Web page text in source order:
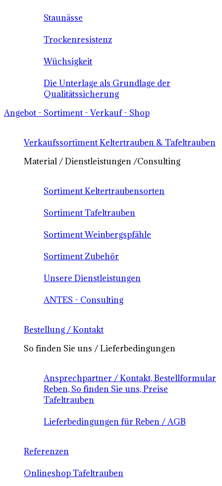
Staunässe
Trockenresistenz
Wüchsigkeit
Die Unterlage als Grundlage der
Qualitätssicherung
Angebot - Sortiment - Verkauf - Shop
Verkaufssortiment Keltertrauben & Tafeltrauben
Material / Dienstleistungen /Consulting
Sortiment Keltertraubensorten
Sortiment Tafeltrauben
Sortiment Weinbergspfähle
Sortiment Zubehör
Unsere Dienstleistungen
ANTES - Consulting
Bestellung / Kontakt
So finden Sie uns / Lieferbedingungen
Ansprechpartner / Kontakt, Bestellformular
Reben, So finden Sie uns, Preise
Tafeltrauben
Lieferbedingungen für Reben / AGB
Referenzen
Onlineshop Tafeltrauben